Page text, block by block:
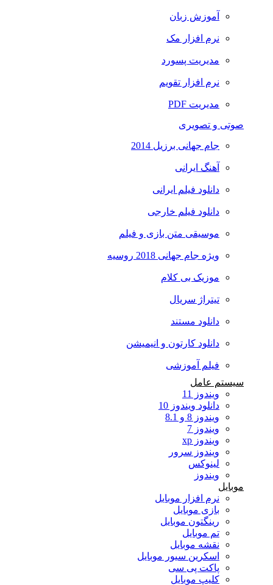
آموزش زبان
نرم افزار مک
مدیریت پسورد
نرم افزار تقویم
مدیریت PDF
صوتی و تصویری
جام جهانی برزیل 2014
آهنگ ایرانی
دانلود فیلم ایرانی
دانلود فیلم خارجی
موسیقی متن بازی و فیلم
ویژه جام جهانی 2018 روسیه
موزیک بی کلام
تیتراژ سریال
دانلود مستند
دانلود کارتون و انیمیشن
فیلم آموزشی
سیستم عامل
ویندوز 11
دانلود ویندوز 10
ویندوز 8 و 8.1
ویندوز 7
ویندوز xp
ویندوز سرور
لینوکس
ویندوز
موبایل
نرم افزار موبایل
بازی موبایل
رینگتون موبایل
تم موبایل
نقشه موبایل
اسکرین سیور موبایل
پاکت پی سی
کلیپ موبایل